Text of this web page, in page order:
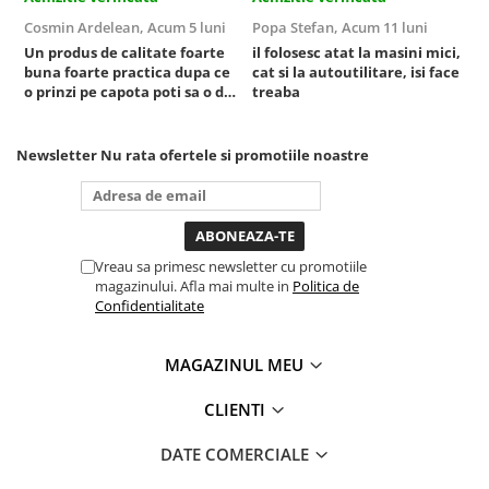
Sistem Vibro-Power
Sisteme de ridicare si sustinere
Capre Auto
Surubelnite Si Biti
Truse de biti
Truse de surubelnite
Masini de dejantat roti
Masini de echilibrat roti
Truse si accesorii 1/2
Cosmin Ardelean, Acum 5 luni
Un produs de calitate foarte
buna foarte practica dupa ce
o prinzi pe capota poti sa o dai
puternica si de la baterie care
bagi la priza nu mai ai treaba
toata ziua ,ce...
Popa Stefan, Acum 11 luni
il folosesc atat la masini mici,
cat si la autoutilitare, isi face
treaba
Newsletter Nu rata ofertele si promotiile noastre
Vreau sa primesc newsletter cu promotiile
magazinului. Afla mai multe in Politica de
Confidentialitate
MAGAZINUL MEU
CLIENTI
DATE COMERCIALE